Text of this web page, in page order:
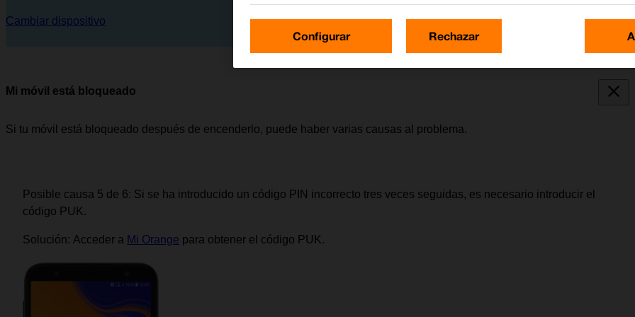
Cambiar dispositivo
Mi móvil está bloqueado
Si tu móvil está bloqueado después de encenderlo, puede haber varias causas al problema.
Posible causa 5 de 6: Si se ha introducido un código PIN incorrecto tres veces seguidas, es necesario introducir el
código PUK.
Solución: Acceder a Mi Orange para obtener el código PUK.
Configurar Rechazar